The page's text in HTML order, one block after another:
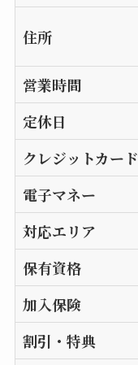
住所
営業時間
定休日
クレジットカード
電子マネー
対応エリア
保有資格
加入保険
割引・特典